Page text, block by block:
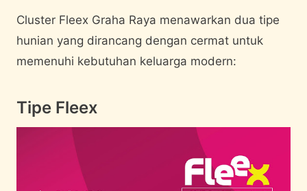
Cluster Fleex Graha Raya menawarkan dua tipe
hunian yang dirancang dengan cermat untuk
memenuhi kebutuhan keluarga modern:
Tipe Fleex